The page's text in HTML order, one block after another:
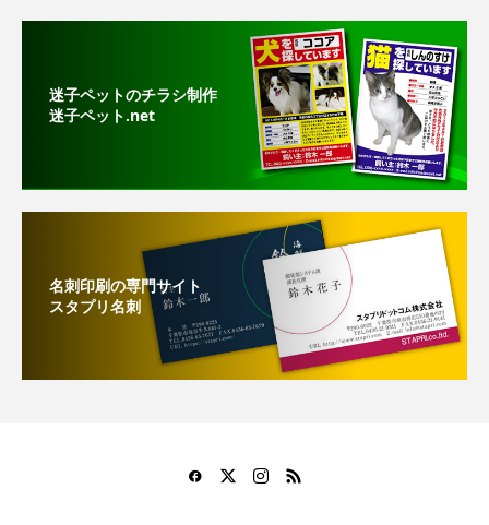
迷子ペットのチラシ制作
迷子ペット.net
名刺印刷の専門サイト
スタプリ名刺